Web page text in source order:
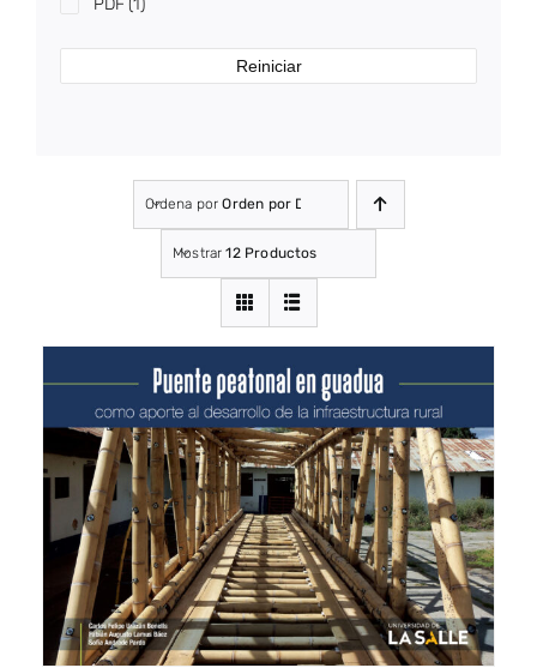
PDF(1)
Reiniciar
Ordena porOrden por Defecto
Mostrar12 Productos